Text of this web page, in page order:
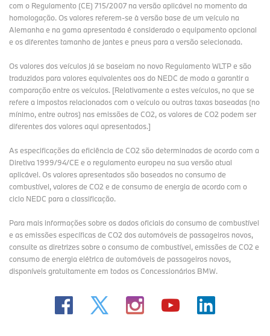
com o Regulamento (CE) 715/2007 na versão aplicável no momento da
homologação. Os valores referem-se à versão base de um veículo na
Alemanha e na gama apresentada é considerado o equipamento opcional
e os diferentes tamanho de jantes e pneus para a versão selecionada.
Os valores dos veículos já se baseiam no novo Regulamento WLTP e são
traduzidos para valores equivalentes aos do NEDC de modo a garantir a
comparação entre os veículos. [Relativamente a estes veículos, no que se
refere a impostos relacionados com o veículo ou outras taxas baseadas (no
mínimo, entre outros) nas emissões de CO2, os valores de CO2 podem ser
diferentes dos valores aqui apresentados.]
As especificações da eficiência de CO2 são determinadas de acordo com a
Diretiva 1999/94/CE e o regulamento europeu na sua versão atual
aplicável. Os valores apresentados são baseados no consumo de
combustível, valores de CO2 e de consumo de energia de acordo com o
ciclo NEDC para a classificação.
Para mais informações sobre os dados oficiais do consumo de combustível
e as emissões específicas de CO2 dos automóveis de passageiros novos,
consulte as diretrizes sobre o consumo de combustível, emissões de CO2 e
consumo de energia elétrica de automóveis de passageiros novos,
disponíveis gratuitamente em todos os Concessionários BMW.